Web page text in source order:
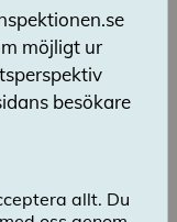
barns
till att
sidan har vi
möjligt ur
besökare
allt. Du